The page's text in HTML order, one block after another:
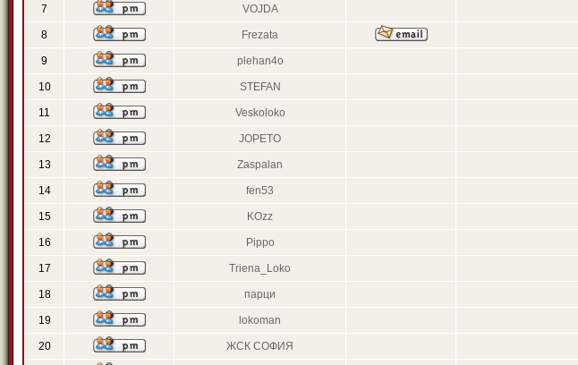
7 VOJDA
8 Frezata
9 plehan4o
10 STEFAN
11 Veskoloko
12 JOPETO
13 Zaspalan
14 fen53
15 KOzz
16 Pippo
17 Triena_Loko
18 парци
19 lokoman
20 ЖСК СОФИЯ